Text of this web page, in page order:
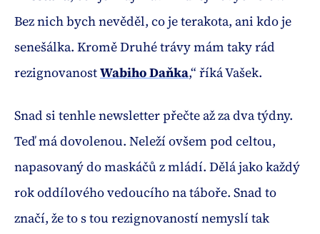
Bez nich bych nevěděl, co je terakota, ani kdo je
senešálka. Kromě Druhé trávy mám taky rád
rezignovanostWabiho Daňka,“ říká Vašek.
Snad si tenhle newsletter přečte až za dva týdny.
Teď má dovolenou. Neleží ovšem pod celtou,
napasovaný do maskáčů z mládí. Dělá jako každý
rok oddílového vedoucího na táboře. Snad to
značí, že to s tou rezignovaností nemyslí tak